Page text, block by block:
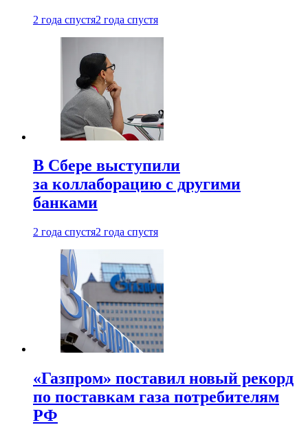
2 года спустя2 года спустя
В Сбере выступили
за коллаборацию с другими
банками
2 года спустя2 года спустя
«Газпром» поставил новый рекорд
по поставкам газа потребителям
РФ